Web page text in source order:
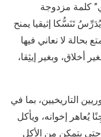
كلمة مزدوجة
تَنَسُّكا إثيقيا يمنح
بحالة لا نعاني فيها
أخلاق، وبغير إيثِقا،
التاريخيين، بما في
يُعاهر إخوانه، ويأكل
يتمكن من الأكل